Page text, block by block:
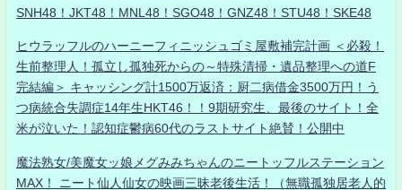
SNH48！JKT48！MNL48！SGO48！GNZ48！STU48！SKE48
ヒウラッフルのハーニーフィニッシュゴミ屋敷補完計画 ＜必殺！
生前整理人！孤立し孤独死からの～特殊清掃・遺品整理への道F
完結編＞ キャッシング計1500万返済：厨二病借金3500万円！う
つ病統合失調症14年生HKT46！！9期研究生、最後のサイト！全
米が泣いた！認知症鬱病60代のラストサイト絶賛！公開中
魔法熟女/美魔女ッ娘メグみみちゃんのニートッフルステーション
MAX！ ニート仙人仙女の映画三昧老後生活！（無職孤独居老人的